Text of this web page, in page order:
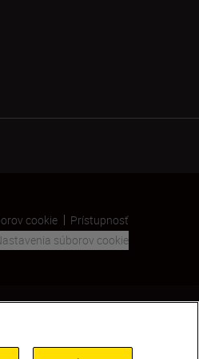
cookie
Prístupnosť
súborov cookie